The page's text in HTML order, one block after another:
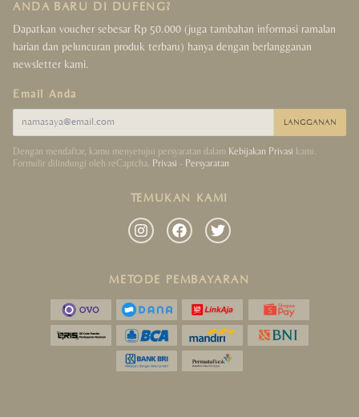
ANDA BARU DI DUFENG?
Dapatkan voucher sebesar Rp 50.000 (juga tambahan informasi ramalan
harian dan peluncuran produk terbaru) hanya dengan berlangganan
newsletter kami.
Email Anda
LANGGANAN
Dengan mendaftar, kamu menyetujui persyaratan dalam Kebijakan Privasi kami.
Formulir dilindungi oleh reCaptcha. Privasi - Persyaratan
TEMUKAN KAMI
METODE PEMBAYARAN